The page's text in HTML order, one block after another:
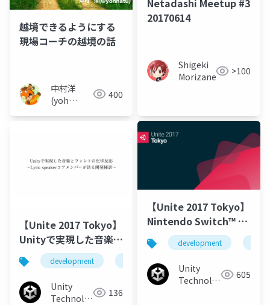
越境できるようにする
現場コーチの越境の話
中村洋
(yoh
400
Netadashi Meetup #3
20170614
Shigeki
Morizane
>100
【Unite 2017 Tokyo】
Unityで実現した音楽と
フォントの化学反応 ～
Lyric speakerコアメン
バーが語る開発秘話～
development
Unity
Technologies 136
【Unite 2017 Tokyo】
Nintendo Switch™ 本
体同時発売必達、家庭
用向けRPG「いけにえ
と雪のセツナ」開発の
裏側
development
Unity
Technologies 605